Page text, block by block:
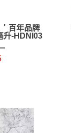
百年品牌
升-HDNI03